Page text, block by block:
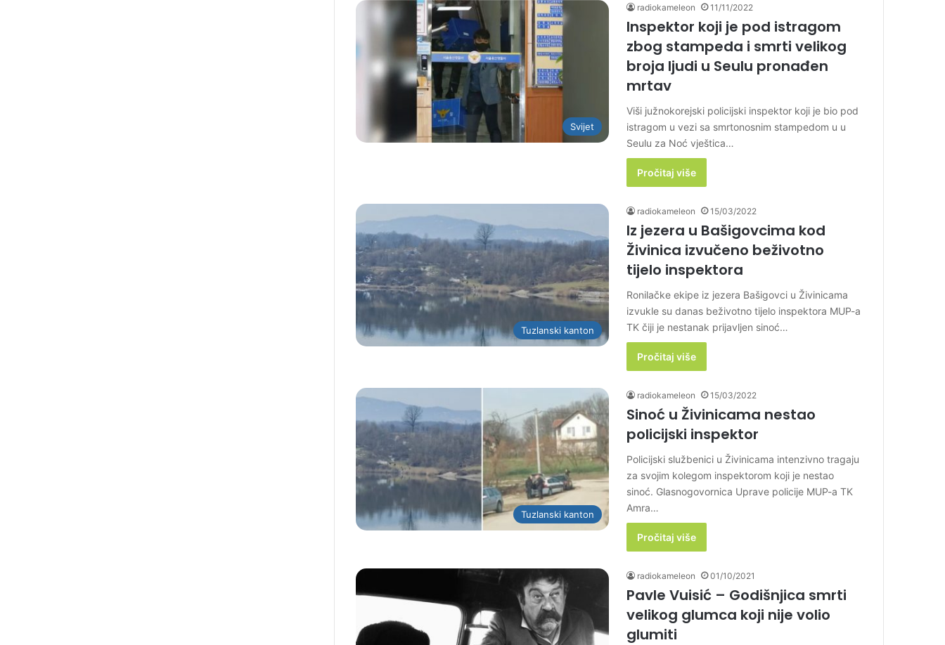
Svijet
radiokameleon 11/11/2022
Inspektor koji je pod istragom
zbog stampeda i smrti velikog
broja ljudi u Seulu pronađen
mrtav
Viši južnokorejski policijski inspektor koji je bio pod
istragom u vezi sa smrtonosnim stampedom u u
Seulu za Noć vještica…
Pročitaj više
Tuzlanski kanton
radiokameleon 15/03/2022
Iz jezera u Bašigovcima kod
Živinica izvučeno beživotno
tijelo inspektora
Ronilačke ekipe iz jezera Bašigovci u Živinicama
izvukle su danas beživotno tijelo inspektora MUP-a
TK čiji je nestanak prijavljen sinoć…
Pročitaj više
Tuzlanski kanton
radiokameleon 15/03/2022
Sinoć u Živinicama nestao
policijski inspektor
Policijski službenici u Živinicama intenzivno tragaju
za svojim kolegom inspektorom koji je nestao
sinoć. Glasnogovornica Uprave policije MUP-a TK
Amra…
Pročitaj više
radiokameleon 01/10/2021
Pavle Vuisić – Godišnjica smrti
velikog glumca koji nije volio
glumiti